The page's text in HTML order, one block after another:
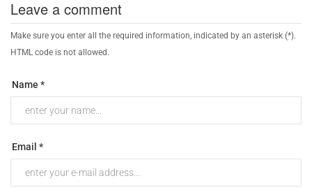
Leave a comment
Make sure you enter all the required information, indicated by an asterisk (*).
HTML code is not allowed.
Name *
Email *